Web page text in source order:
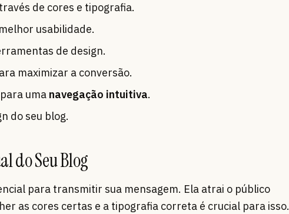
de cores e tipografia.
usabilidade.
de design.
maximizar a conversão.
uma navegação intuitiva.
do seu blog.
do Seu Blog
para transmitir sua mensagem. Ela atrai o público
as cores certas e a tipografia correta é crucial para isso.